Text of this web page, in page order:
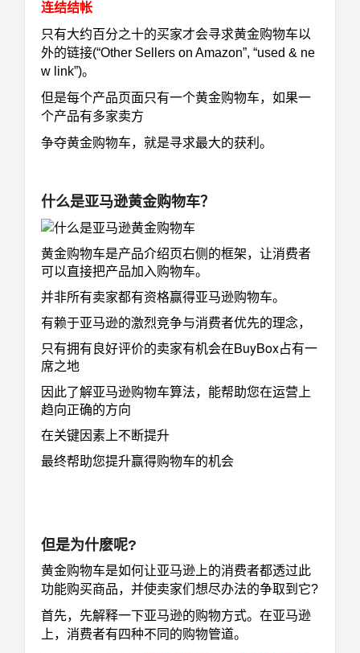
连结结帐
只有大约百分之十的买家才会寻求黄金购物车以
外的链接(“Other Sellers on Amazon”, “used & ne
w link”)。
但是每个产品页面只有一个黄金购物车，如果一
个产品有多家卖方
争夺黄金购物车，就是寻求最大的获利。
什么是亚马逊黄金购物车？
黄金购物车是产品介绍页右侧的框架，让消费者
可以直接把产品加入购物车。
并非所有卖家都有资格赢得亚马逊购物车。
有赖于亚马逊的激烈竞争与消费者优先的理念，
只有拥有良好评价的卖家有机会在BuyBox占有一
席之地
因此了解亚马逊购物车算法，能帮助您在运营上
趋向正确的方向
在关键因素上不断提升
最终帮助您提升赢得购物车的机会
但是为什麽呢?
黄金购物车是如何让亚马逊上的消费者都透过此
功能购买商品，并使卖家们想尽办法的争取到它?
首先，先解释一下亚马逊的购物方式。在亚马逊
上，消费者有四种不同的购物管道。